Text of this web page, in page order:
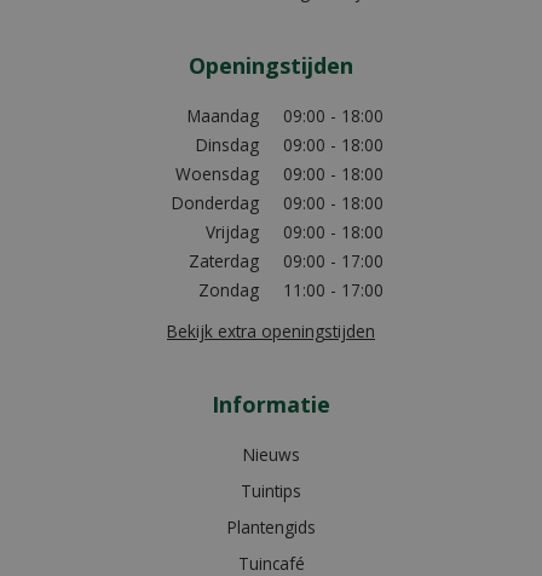
Openingstijden
Maandag
09:00 - 18:00
Dinsdag
09:00 - 18:00
Woensdag
09:00 - 18:00
Donderdag
09:00 - 18:00
Vrijdag
09:00 - 18:00
Zaterdag
09:00 - 17:00
Zondag
11:00 - 17:00
Bekijk extra openingstijden
Informatie
Nieuws
Tuintips
Plantengids
Tuincafé